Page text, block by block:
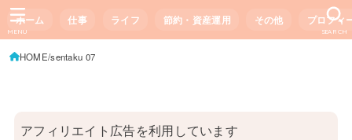
ホーム 仕事 ライフ 節約・資産運用 その他 プロフィ
SEARCH
MENU
HOME sentaku 07
アフィリエイト広告を利用しています